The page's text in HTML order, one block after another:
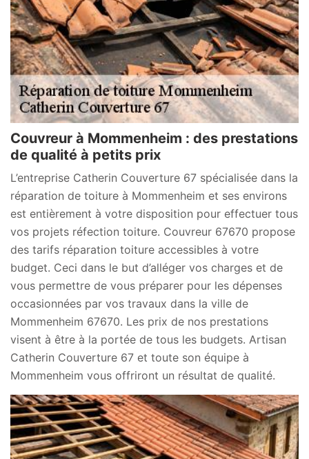
Couvreur à Mommenheim : des prestations
de qualité à petits prix
L’entreprise Catherin Couverture 67 spécialisée dans la
réparation de toiture à Mommenheim et ses environs
est entièrement à votre disposition pour effectuer tous
vos projets réfection toiture. Couvreur 67670 propose
des tarifs réparation toiture accessibles à votre
budget. Ceci dans le but d’alléger vos charges et de
vous permettre de vous préparer pour les dépenses
occasionnées par vos travaux dans la ville de
Mommenheim 67670. Les prix de nos prestations
visent à être à la portée de tous les budgets. Artisan
Catherin Couverture 67 et toute son équipe à
Mommenheim vous offriront un résultat de qualité.